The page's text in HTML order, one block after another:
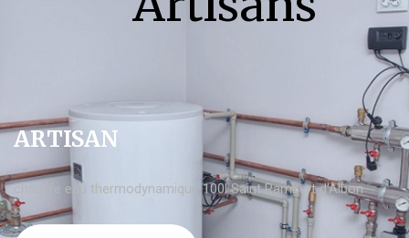
ARTISAN
chauffe eau thermodynamique 100l Saint Rambert d'Albon